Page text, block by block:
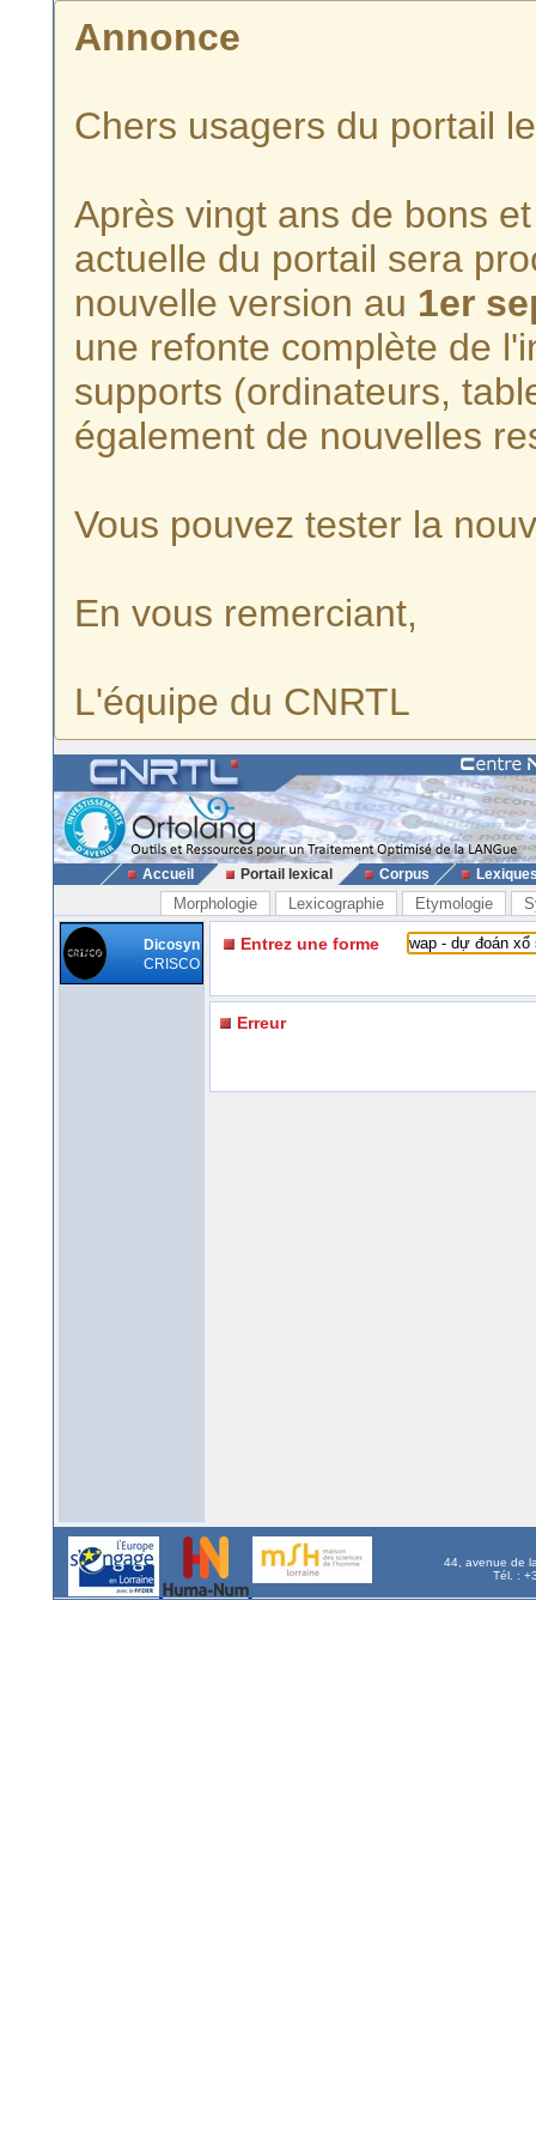
Annonce
Chers usagers du portail
Après vingt ans de bons
actuelle du portail sera
nouvelle version au 1er
une refonte complète de
supports (ordinateurs,
également de nouvelles
Vous pouvez tester la
En vous remerciant,
L'équipe du CNRTL
Accueil Portail lexical Corpus
Morphologie Lexicographie Etymologie
Dicosyn
CRISCO
Entrez une forme
Erreur
44, avenue de
Tél. :